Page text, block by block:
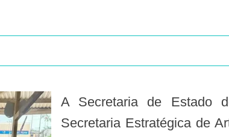
A Secretaria de Estado de Saúde Pública (Sespa), em parceria com a
Secretaria Estratégica de